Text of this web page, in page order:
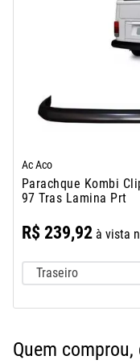
Ac Aco
Parachque Kombi
97 Tras Lamina Prt
R$ 239,92à vista
Traseiro
Quem